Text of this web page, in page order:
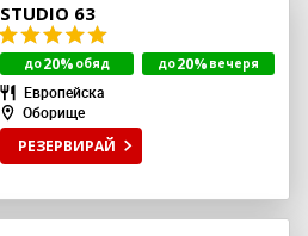
STUDIO 63
до20% обяд до20% вечеря
Европейска
Оборище
РЕЗЕРВИРАЙ